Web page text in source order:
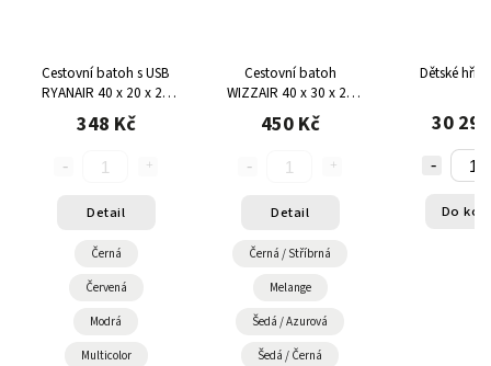
Cestovní batoh s USB
RYANAIR 40 x 20 x 25
cm TOPREV
348 Kč
Detail
Černá
Červená
Modrá
Multicolor
Cestovní batoh
WIZZAIR 40 x 30 x 20
cm TOPREV
450 Kč
Detail
Černá / Stříbrná
Melange
Šedá / Azurová
Šedá / Černá
Dětské
30
Do